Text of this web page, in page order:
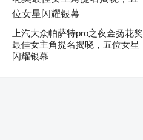
上汽大众帕萨特pro之夜金扬花奖
最佳女主角提名揭晓，五位女星
闪耀银幕